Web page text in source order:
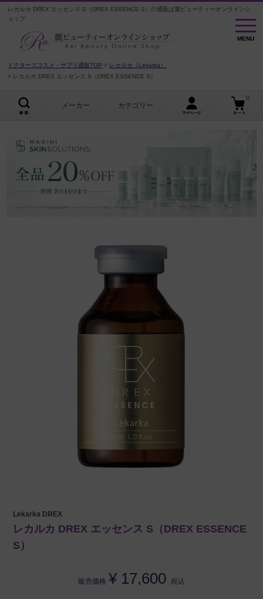
レカルカ DREX エッセンス S（DREX ESSENCE S）の通販は麗ビューティーオンラインシ
ョップ
MENU
MENU
ドクターズコスメ・サプリ通販TOP
レカルカ（Lekarka）
レカルカ DREX エッセンス S（DREX ESSENCE S）
メーカー カテゴリー
0
Lekarka DREX
レカルカ DREX エッセンス S（DREX ESSENCE
S）
販売価格 ¥ 17,600 税込